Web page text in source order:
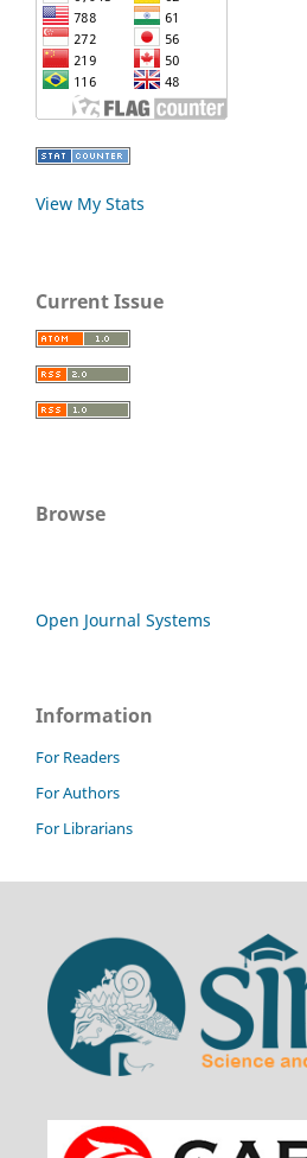
View My Stats
Current Issue
Browse
Open Journal Systems
Information
For Readers
For Authors
For Librarians